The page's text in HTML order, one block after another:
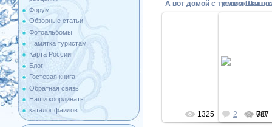
Форум
Обзорные статьи
Фотоальбомы
Памятка туристам
Карта России
Блог
Гостевая книга
Обратная связь
Наши координаты
каталог файлов
очень рано утром:)
1325 2 0.0
мммм
И все под
787